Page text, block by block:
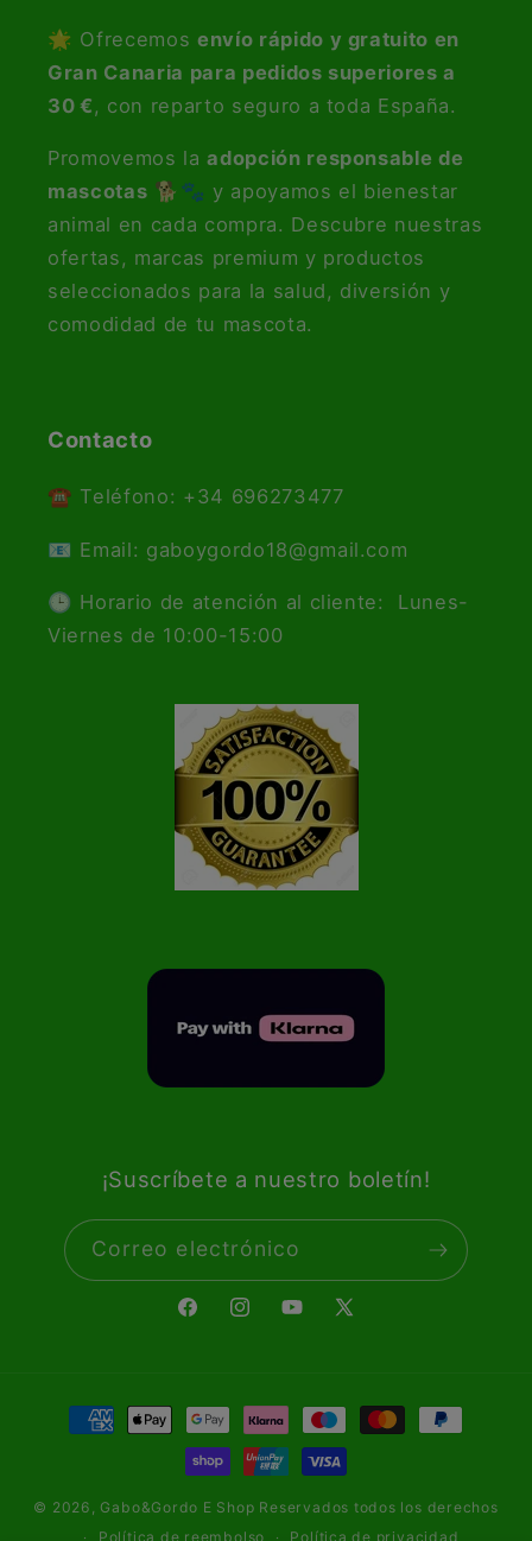
🌟 Ofrecemos envío rápido y gratuito en
Gran Canaria para pedidos superiores a
30 € , con reparto seguro a toda España.
Promovemos laadopción responsable de
mascotas 🐕🐾 y apoyamos el bienestar
animal en cada compra. Descubre nuestras
ofertas, marcas premium y productos
seleccionados para la salud, diversión y
comodidad de tu mascota.
Contacto
☎️ Teléfono: +34 696273477
📧 Email: gaboygordo18@gmail.com
🕒 Horario de atención al cliente: Lunes-
Viernes de 10:00-15:00
¡Suscríbete a nuestro boletín!
Correo electrónico
FacebookInstagramYouTube
X
Formas
© 2026, Gabo&Gordo E Shop Reservados todos los derechos
Política de reembolso
Política de privacidad